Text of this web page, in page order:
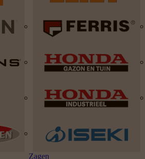
Zagen